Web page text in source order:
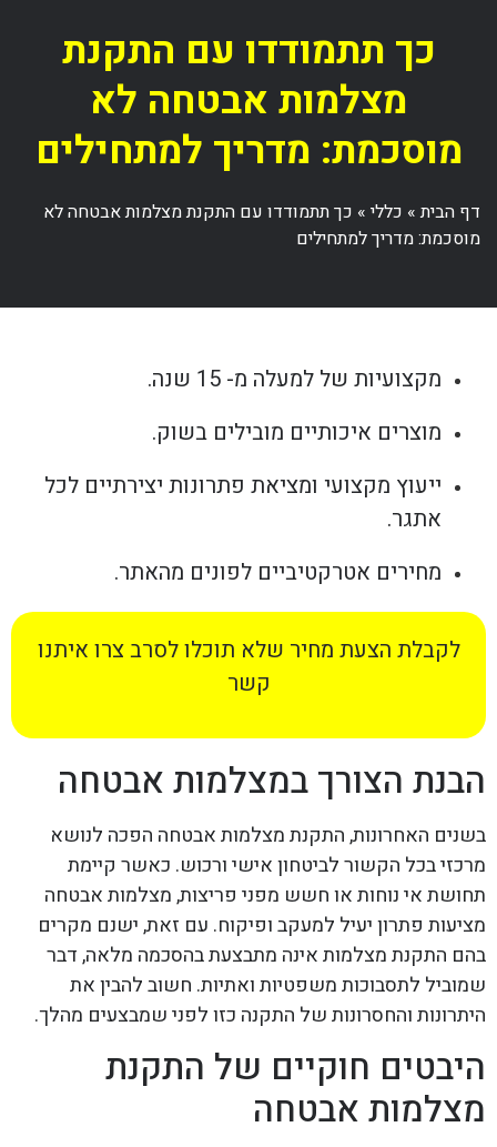
כך תתמודדו עם התקנת
מצלמות אבטחה לא
מוסכמת: מדריך למתחילים
דף הבית» כללי» כך תתמודדו עם התקנת מצלמות אבטחה לא
מוסכמת: מדריך למתחילים
מקצועיות של למעלה מ- 15 שנה.
מוצרים איכותיים מובילים בשוק.
ייעוץ מקצועי ומציאת פתרונות יצירתיים לכל
אתגר.
מחירים אטרקטיביים לפונים מהאתר.
לקבלת הצעת מחיר שלא תוכלו לסרב צרו איתנו
קשר
הבנת הצורך במצלמות אבטחה
בשנים האחרונות, התקנת מצלמות אבטחה הפכה לנושא
מרכזי בכל הקשור לביטחון אישי ורכוש. כאשר קיימת
תחושת אי נוחות או חשש מפני פריצות, מצלמות אבטחה
מציעות פתרון יעיל למעקב ופיקוח. עם זאת, ישנם מקרים
בהם התקנת מצלמות אינה מתבצעת בהסכמה מלאה, דבר
שמוביל לתסבוכות משפטיות ואתיות. חשוב להבין את
היתרונות והחסרונות של התקנה כזו לפני שמבצעים מהלך.
היבטים חוקיים של התקנת
מצלמות אבטחה